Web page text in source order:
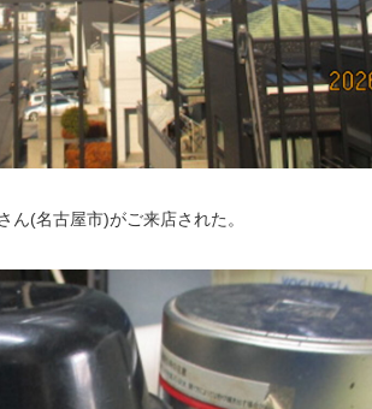
(名古屋市)がご来店された。